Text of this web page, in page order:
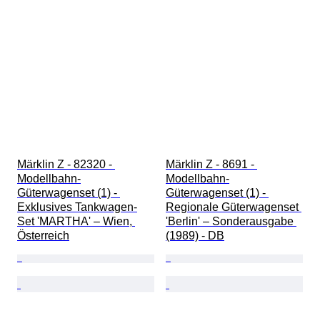
Märklin Z - 82320 -
Modellbahn-
Güterwagenset (1) -
Exklusives Tankwagen-
Set 'MARTHA' – Wien,
Österreich
Märklin Z - 8691 -
Modellbahn-
Güterwagenset (1) -
Regionale Güterwagenset
'Berlin' – Sonderausgabe
(1989) - DB